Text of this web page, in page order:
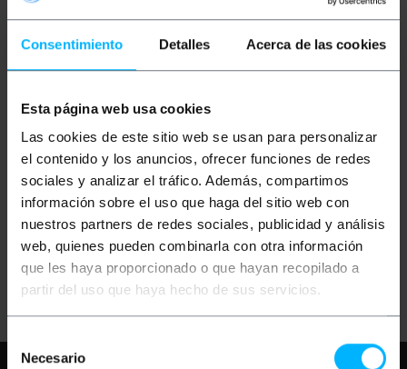
Consentimiento Detalles Acerca de las cookies
Esta página web usa cookies
Las cookies de este sitio web se usan para personalizar
el contenido y los anuncios, ofrecer funciones de redes
sociales y analizar el tráfico. Además, compartimos
información sobre el uso que haga del sitio web con
nuestros partners de redes sociales, publicidad y análisis
web, quienes pueden combinarla con otra información
que les haya proporcionado o que hayan recopilado a
partir del uso que haya hecho de sus servicios.
Selección
Necesario
65%
splitter WIFI 5100-5900
MHz compatto
PVP
19,83€
6,94€
6,94
PVD
16,91€
5,92€
Consegna immediata
REF:
Quantità